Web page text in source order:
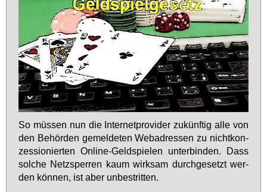
So müs­sen nun die In­ter­net­pro­vi­der zu­künf­tig al­le von
den Be­hör­den ge­mel­de­ten Web­adres­sen zu nicht­kon­
zes­sio­nier­ten On­line-Geld­spie­len un­ter­bin­den. Dass
sol­che Netz­sper­ren kaum wirk­sam durch­ge­setzt wer­
den kön­nen, ist aber un­be­strit­ten.